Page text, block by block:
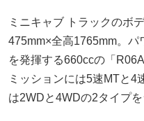
ミニキャブ トラックのボ
475mm×全高1765mm。パ
を発揮する660ccの「
ミッションには5速MTと4
は2WDと4WDの2タイプ